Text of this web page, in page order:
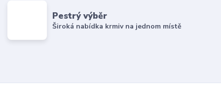
Pestrý výběr
Široká nabídka krmiv na jednom místě